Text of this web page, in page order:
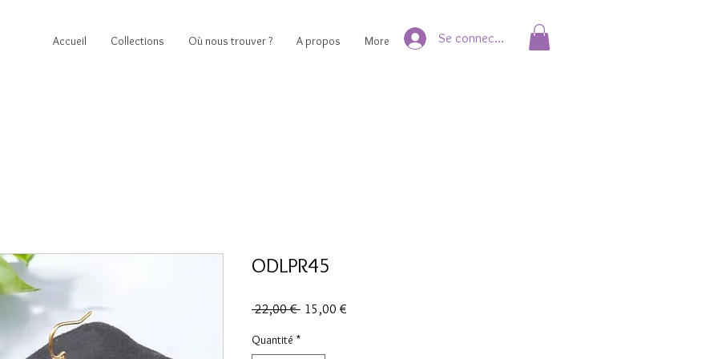
Accueil Collections Où nous trouver ? A propos More Se connecter
ODLPR45
22,00 € Prix
15,00 €
Quantité *